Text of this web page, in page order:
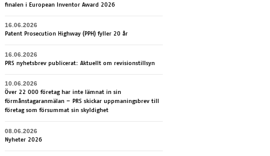
finalen i European Inventor Award 2026
16.06.2026
Pa­tent Pro­secu­tion Highway (PPH) fyl­ler 20 år
16.06.2026
PRS ny­hetsbrev publice­rat: Ak­tuellt om re­vi­sions­till­syn
10.06.2026
Över 22 000 företag har inte lämnat in sin
förmånstagaranmälan – PRS skickar uppmaningsbrev till
företag som försummat sin skyldighet
08.06.2026
Nyheter 2026